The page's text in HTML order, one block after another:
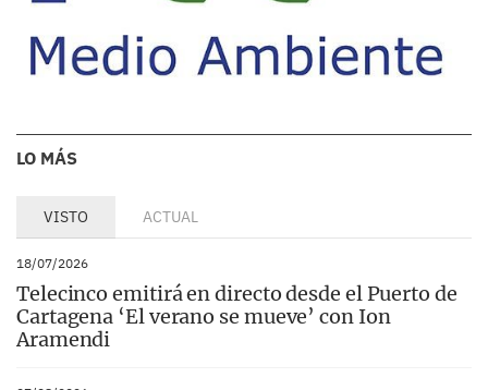
LO MÁS
VISTO ACTUAL
18/07/2026
Telecinco emitirá en directo desde el Puerto de
Cartagena ‘El verano se mueve’ con Ion
Aramendi